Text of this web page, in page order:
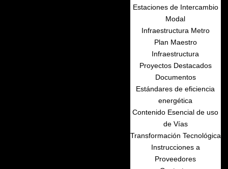
Estaciones de Intercambio
Modal
Infraestructura Metro
Plan Maestro
Infraestructura
Proyectos Destacados
Documentos
Estándares de eficiencia
energética
Contenido Esencial de uso
de Vías
Transformación Tecnológica
Instrucciones a
Proveedores